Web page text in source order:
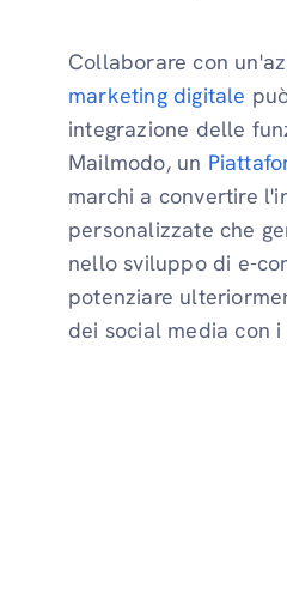
Collaborare con
marketing digitale
integrazione delle
Mailmodo, un
marchi a convertire
personalizzate che
nello sviluppo di e-
potenziare
dei social media con